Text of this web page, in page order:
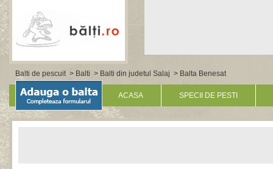
Balti de pescuit> Balti > Balti din judetul Salaj > Balta Benesat
ACASA SPECII DE PESTI